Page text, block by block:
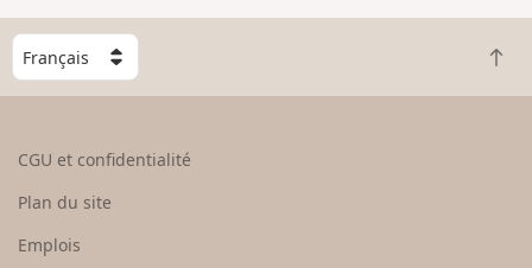
C
h
o
e
R
e
CGU et confidentialité
Plan du site
Emplois